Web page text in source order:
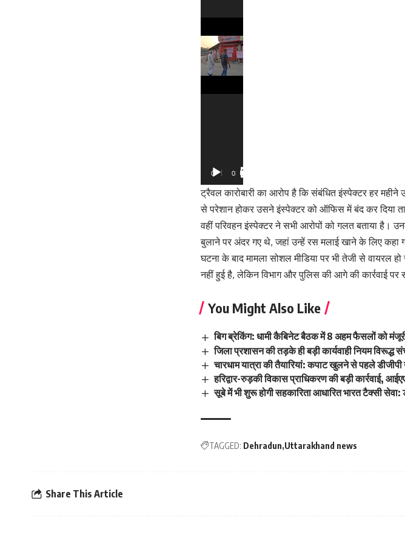
00:00 03:31
ट्रैवल कारोबारी का आरोप है कि संबंधित इंस्पेक्टर हर
से परेशान होकर उसने इंस्पेक्टर को ऑफिस में बंद कर दिया
वहीं परिवहन इंस्पेक्टर ने सभी आरोपों को गलत बताया है।
बुलाने पर अंदर गए थे, जहां उन्हें रस मलाई खाने के लिए कहा
घटना के बाद मामला सोशल मीडिया पर भी तेजी से वायरल
नहीं हुई है, लेकिन विभाग और पुलिस की आगे की कार्रवाई पर
You Might Also Like
बिग ब्रेकिंग: धामी कैबिनेट बैठक में 8 अहम फैसलों को
जिला प्रशासन की तड़के ही बड़ी कार्यवाही नियम विरूद्ध
चारधाम यात्रा की तैयारियां: कपाट खुलने से पहले
हरिद्वार-रुड़की विकास प्राधिकरण की बड़ी कार्रवाई,
सूबे में भी शुरू होगी सहकारिता आधारित भारत टैक्सी सेवा:
TAGGED: Dehradun Uttarakhand news
Share This Article